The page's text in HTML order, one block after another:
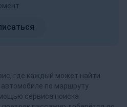
где каждый может найти
по маршруту
сервиса поиска